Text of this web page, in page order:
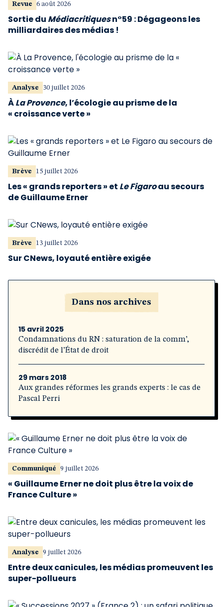
Revue 6 août 2026
Sortie du Médiacritiquesn°59 : Dégageons les
milliardaires des médias !
Analyse 30 juillet 2026
ÀLa Provence, l’écologie au prisme de la
« croissance verte »
Brève 15 juillet 2026
Les « grands reporters » et Le Figaroau secours
de Guillaume Erner
Brève 13 juillet 2026
Sur CNews, loyauté entière exigée
Dans nos archives
15 avril 2025
Condamnations du RN : saturation de la comm’,
discrédit de l’État de droit
29 mars 2018
Aux grandes réformes les grands experts : le cas de
Pascal Perri
Communiqué 9 juillet 2026
« Guillaume Erner ne doit plus être la voix de
France Culture »
Analyse 9 juillet 2026
Entre deux canicules, les médias promeuvent les
super-pollueurs